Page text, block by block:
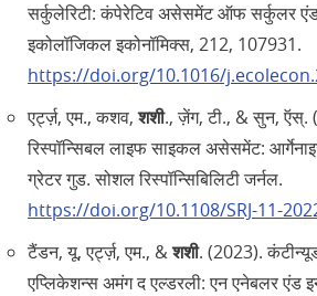
सर्कुलेरिटी: कंपेरेटिव असेसमेंट ऑफ सर्कुलर
इकोलॉजिकल इकोनॉमिक्स, 212, 107931.
https://doi.org/10.1016/
एर्ट्ज़, एम., कशव,शशी., ज़ेंग, टी., & सुन, ऍस्‌.
रिस्पॉन्सिबल लाइफ साइकल असेसमेंट:
ग्रेटर गुड. सोशल रिस्पॉन्सिबिलिटी जर्नल.
https://doi.org/10.1108/SRJ-11-
टैंडन, यू, एर्ट्ज़, एम., &शशी. (2023).
एप्लिकेशन्स अमंग द एल्डरली: एन एनेबलर एंड